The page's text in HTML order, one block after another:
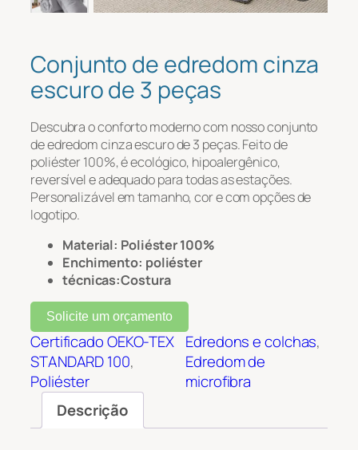
Conjunto de edredom cinza
escuro de 3 peças
Descubra o conforto moderno com nosso conjunto
de edredom cinza escuro de 3 peças. Feito de
poliéster 100%, é ecológico, hipoalergênico,
reversível e adequado para todas as estações.
Personalizável em tamanho, cor e com opções de
logotipo.
Material: Poliéster 100%
Enchimento: poliéster
técnicas:Costura
Solicite um orçamento
Certificado OEKO-TEX
STANDARD 100
Poliéster
Edredons e colchas
Edredom de
microfibra
Descrição
Carregar arquivo
Carregar
Enviar